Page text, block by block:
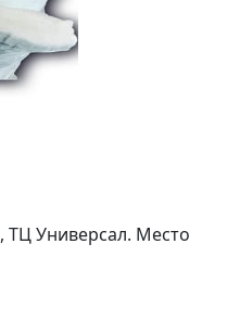
ТЦ Универсал. Место